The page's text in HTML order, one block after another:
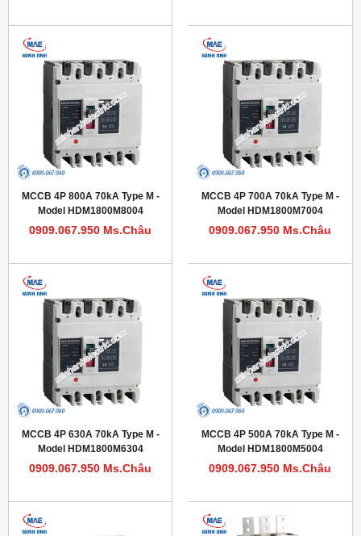
MCCB 4P 800A 70kA Type M -
Model HDM1800M8004
0909.067.950 Ms.Châu
MCCB 4P 700A 70kA Type M -
Model HDM1800M7004
0909.067.950 Ms.Châu
MCCB 4P 630A 70kA Type M -
Model HDM1800M6304
0909.067.950 Ms.Châu
MCCB 4P 500A 70kA Type M -
Model HDM1800M5004
0909.067.950 Ms.Châu